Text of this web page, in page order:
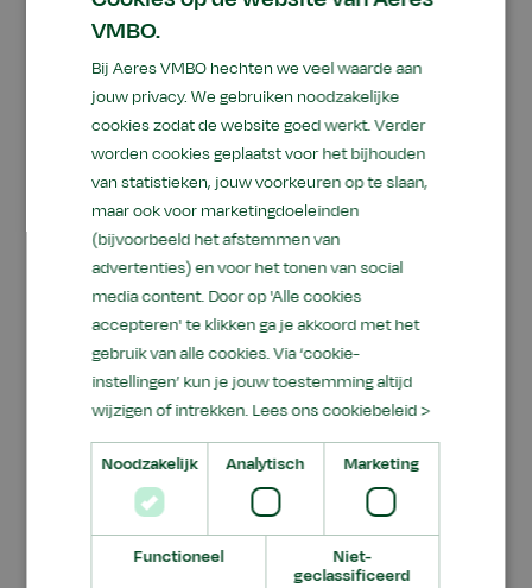
Als je je diploma hebt gehaald, dan kun je
doorstromen naar alle opleidingen van het mbo.
Afhankelijk van de leerweg kun je naar de havo.
Ookonze eigen mbo-opleidingenkunnen een
prima optie zijn omdat de keuzepakketten van
vmbo hier goed op aansluiten. De decaan helpt
je met het maken van een keuze voor de juiste
opleiding of beroep.
VMBO.
Bij Aeres VMBO hechten we veel waarde aan
jouw privacy. We gebruiken noodzakelijke
cookies zodat de website goed werkt. Verder
worden cookies geplaatst voor het bijhouden
van statistieken, jouw voorkeuren op te slaan,
maar ook voor marketingdoeleinden
(bijvoorbeeld het afstemmen van
advertenties) en voor het tonen van social
media content. Door op 'Alle cookies
accepteren' te klikken ga je akkoord met het
gebruik van alle cookies. Via ‘cookie-
instellingen’ kun je jouw toestemming altijd
wijzigen of intrekken. Lees ons cookiebeleid >
Noodzakelijk Analytisch Marketing
Functioneel
Niet-
geclassificeerd